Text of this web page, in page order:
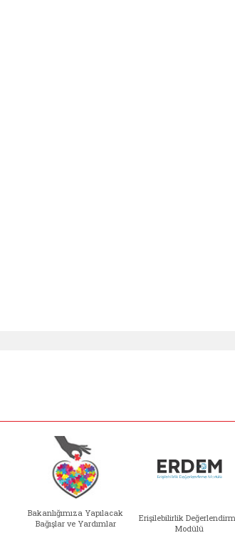
Bakanlığımıza Yapılacak
Bağışlar ve Yardımlar
Erişilebilirlik
Modülü